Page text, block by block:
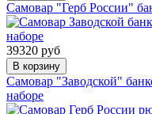
Самовар "Герб России"
39320 руб
В корзину
Самовар "Заводской"
наборе